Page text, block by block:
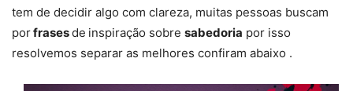
tem de decidir algo com clareza, muitas pessoas buscam
porfrasesde inspiração sobre sabedoria por isso
resolvemos separar as melhores confiram abaixo .